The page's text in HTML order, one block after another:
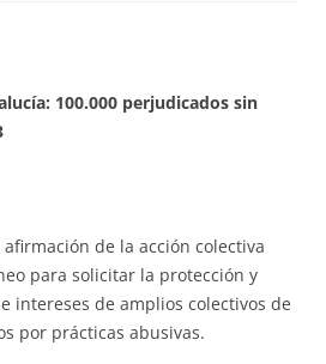
100.000 perjudicados sin
de la acción colectiva
para solicitar la protección y
intereses de amplios colectivos de
por prácticas abusivas.